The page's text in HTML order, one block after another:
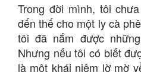
Trong đời mình, tôi
đến thế cho một ly cà
tôi đã nắm được
Nhưng nếu tôi có biết
là một khái niệm lờ mờ